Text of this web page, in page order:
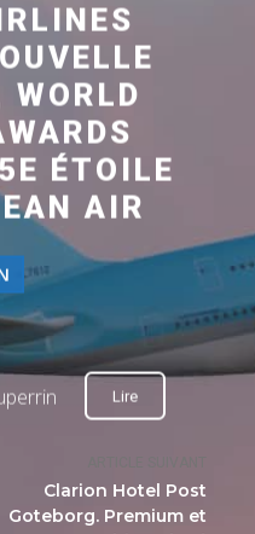
Clarion Hotel Post
Goteborg. Premium et
WORLD
ÉTOILE
AIR
Lire